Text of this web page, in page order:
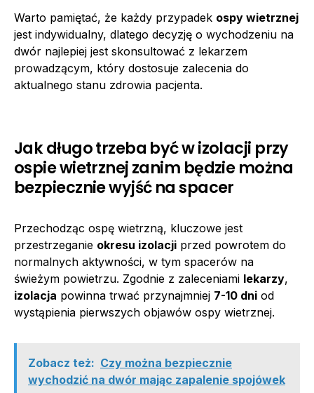
Warto pamiętać, że każdy przypadek ospy wietrznej
jest indywidualny, dlatego decyzję o wychodzeniu na
dwór najlepiej jest skonsultować z lekarzem
prowadzącym, który dostosuje zalecenia do
aktualnego stanu zdrowia pacjenta.
Jak długo trzeba być w izolacji przy
ospie wietrznej zanim będzie można
bezpiecznie wyjść na spacer
Przechodząc ospę wietrzną, kluczowe jest
przestrzeganie okresu izolacji przed powrotem do
normalnych aktywności, w tym spacerów na
świeżym powietrzu. Zgodnie z zaleceniami lekarzy,
izolacja powinna trwać przynajmniej 7-10 dni od
wystąpienia pierwszych objawów ospy wietrznej.
Zobacz też: Czy można bezpiecznie
wychodzić na dwór mając zapalenie spojówek